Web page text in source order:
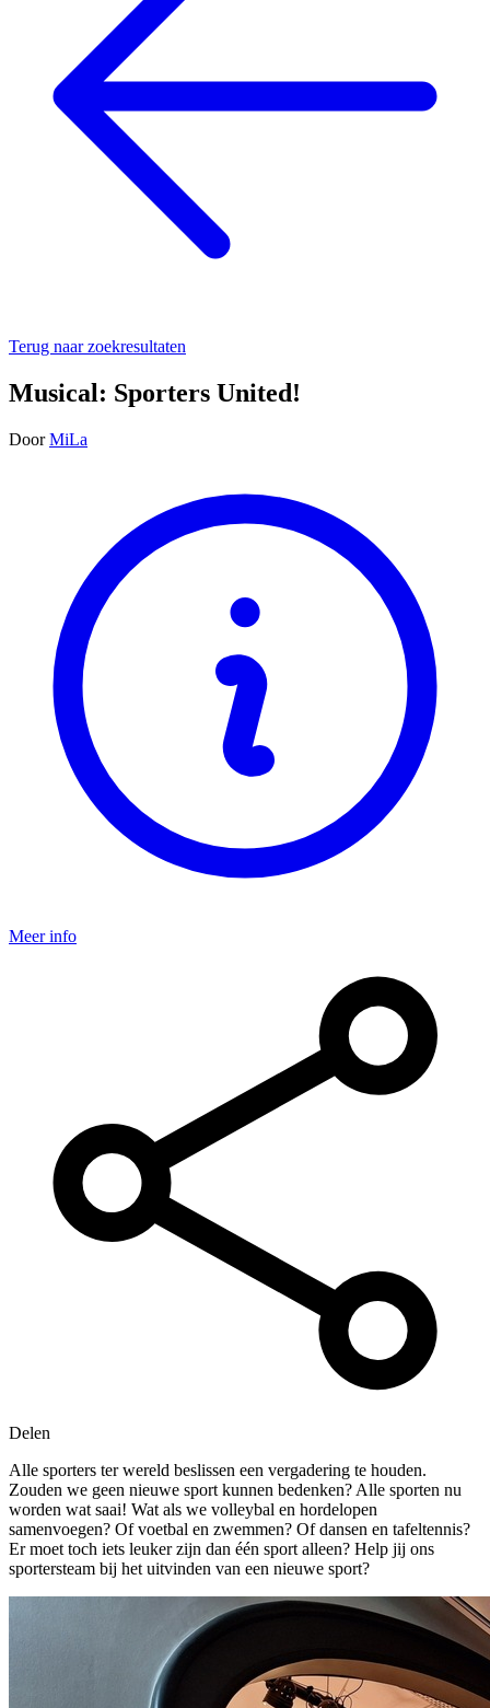
Terug naar zoekresultaten
Musical: Sporters United!
Door MiLa
Meer info
Delen
Alle sporters ter wereld beslissen een vergadering te houden.
Zouden we geen nieuwe sport kunnen bedenken? Alle sporten nu
worden wat saai! Wat als we volleybal en hordelopen
samenvoegen? Of voetbal en zwemmen? Of dansen en tafeltennis?
Er moet toch iets leuker zijn dan één sport alleen? Help jij ons
sportersteam bij het uitvinden van een nieuwe sport?